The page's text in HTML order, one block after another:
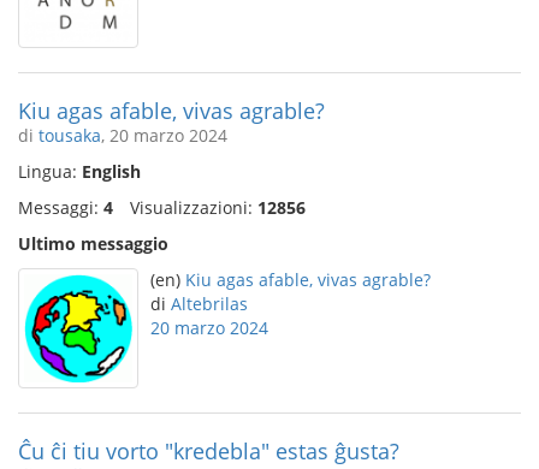
Kiu agas afable, vivas agrable?
di tousaka, 20 marzo 2024
Lingua: English
Messaggi: 4 Visualizzazioni: 12856
Ultimo messaggio
(en) Kiu agas afable, vivas agrable?
di Altebrilas
20 marzo 2024
Ĉu ĉi tiu vorto "kredebla" estas ĝusta?